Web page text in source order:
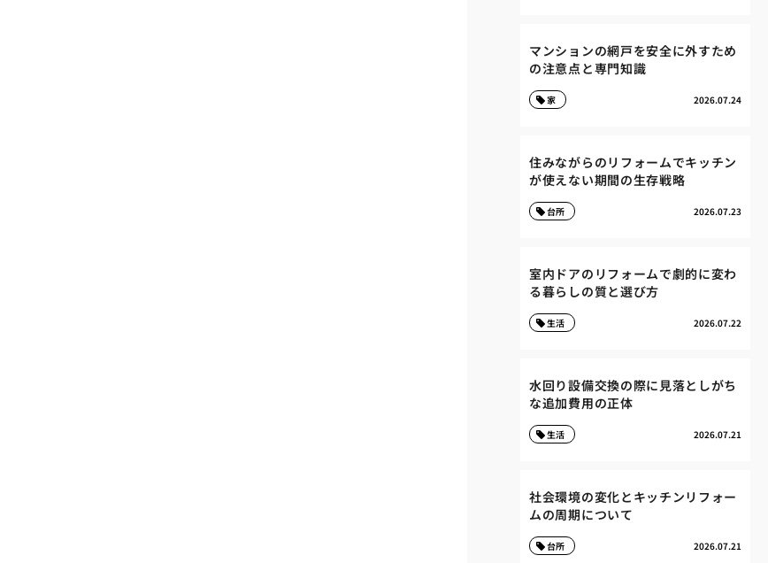
マンションの網戸を安全に外すため
の注意点と専門知識
2026.07.24
家
住みながらのリフォームでキッチン
が使えない期間の生存戦略
2026.07.23
台所
室内ドアのリフォームで劇的に変わ
る暮らしの質と選び方
2026.07.22
生活
水回り設備交換の際に見落としがち
な追加費用の正体
2026.07.21
生活
社会環境の変化とキッチンリフォー
ムの周期について
2026.07.21
台所